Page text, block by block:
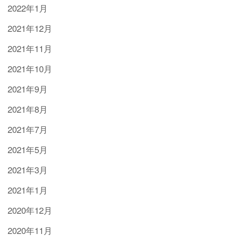
2022年1月
2021年12月
2021年11月
2021年10月
2021年9月
2021年8月
2021年7月
2021年5月
2021年3月
2021年1月
2020年12月
2020年11月